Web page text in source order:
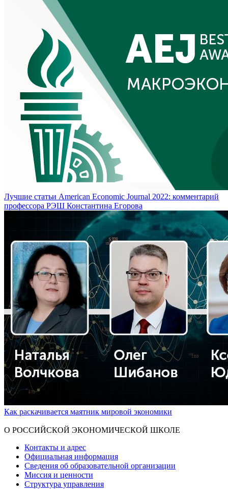
Лучшие статьи American Economic Journal 2022: комментарий
профессора РЭШ Константина Егорова
Как раскачивается маятник мировой экономики
О РОССИЙСКОЙ ЭКОНОМИЧЕСКОЙ ШКОЛЕ
Контакты и адрес
Официальная информация
Сведения об образовательной организации
Миссия и ценности
Структура управления